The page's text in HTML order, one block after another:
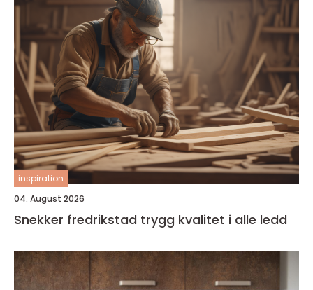
inspiration
04. August 2026
Snekker fredrikstad trygg kvalitet i alle ledd